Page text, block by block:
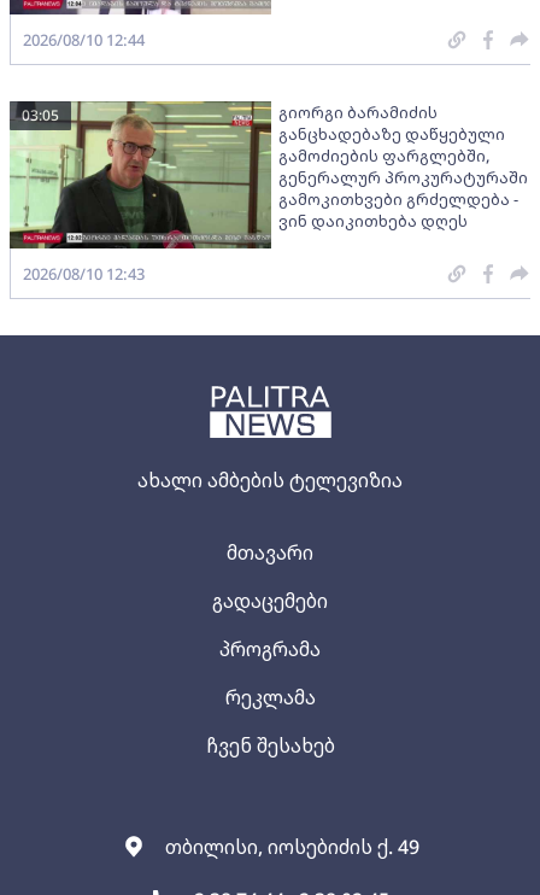
ახალი ამბების ტელევიზია
თბილისი, იოსებიძის ქ. 49
მთავარი
გადაცემები
პროგრამა
რეკლამა
ჩვენ შესახებ
2026/08/10 12:44
გიორგი ბარამიძის
განცხადებაზე დაწყებული
გამოძიების ფარგლებში,
გენერალურ პროკურატურაში
გამოკითხვები გრძელდება -
ვინ დაიკითხება დღეს
03:05
2026/08/10 12:43